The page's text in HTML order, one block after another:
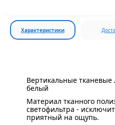
Характеристики
Вертикальные тканевые
белый
Материал тканного
светофильтра -
приятный на ощупь.